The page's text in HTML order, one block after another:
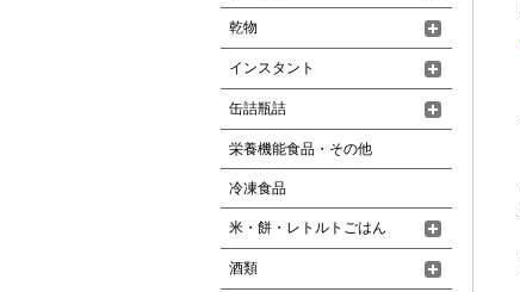
乾物
インスタント
缶詰瓶詰
栄養機能食品・その他
冷凍食品
米・餅・レトルトごはん
酒類